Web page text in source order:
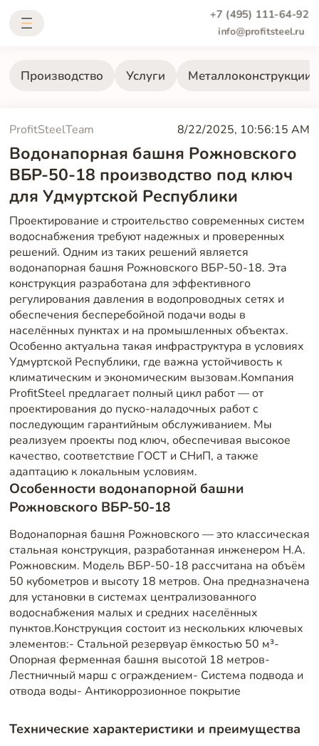
+7 (495) 111-64-92
info@profitsteel.ru
Производство Услуги Металлоконструкции
ProfitSteelTeam 8/22/2025, 10:56:15 AM
Водонапорная башня Рожновского
ВБР-50-18 производство под ключ
для Удмуртской Республики
Проектирование и строительство современных систем
водоснабжения требуют надежных и проверенных
решений. Одним из таких решений является
водонапорная башня Рожновского ВБР-50-18. Эта
конструкция разработана для эффективного
регулирования давления в водопроводных сетях и
обеспечения бесперебойной подачи воды в
населённых пунктах и на промышленных объектах.
Особенно актуальна такая инфраструктура в условиях
Удмуртской Республики, где важна устойчивость к
климатическим и экономическим вызовам.Компания
ProfitSteel предлагает полный цикл работ — от
проектирования до пуско-наладочных работ с
последующим гарантийным обслуживанием. Мы
реализуем проекты под ключ, обеспечивая высокое
качество, соответствие ГОСТ и СНиП, а также
адаптацию к локальным условиям.
Особенности водонапорной башни
Рожновского ВБР-50-18
Водонапорная башня Рожновского — это классическая
стальная конструкция, разработанная инженером Н.А.
Рожновским. Модель ВБР-50-18 рассчитана на объём
50 кубометров и высоту 18 метров. Она предназначена
для установки в системах централизованного
водоснабжения малых и средних населённых
пунктов.Конструкция состоит из нескольких ключевых
элементов:- Стальной резервуар ёмкостью 50 м³-
Опорная ферменная башня высотой 18 метров-
Лестничный марш с ограждением- Система подвода и
отвода воды- Антикоррозионное покрытие
Технические характеристики и преимущества